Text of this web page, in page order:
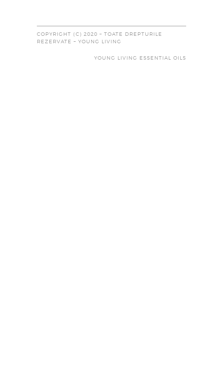
COPYRIGHT (C) 2020 – TOATE DREPTURILE
REZERVATE – YOUNG LIVING
YOUNG LIVING ESSENTIAL OILS